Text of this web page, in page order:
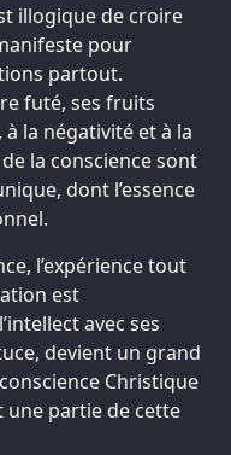
illogique de croire
pour
partout.
futé, ses fruits
la négativité et à la
la conscience sont
dont l’essence
l’expérience tout
est
avec ses
devient un grand
Christique
une partie de cette